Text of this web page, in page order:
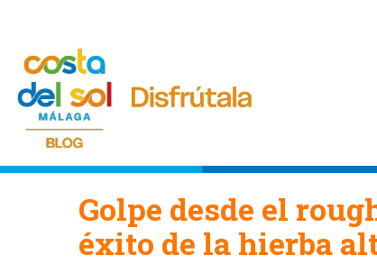
Golpe desde el
éxito de la hierba